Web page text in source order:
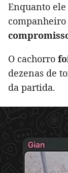
Enquanto
O cachorro
dezenas de
da partida.